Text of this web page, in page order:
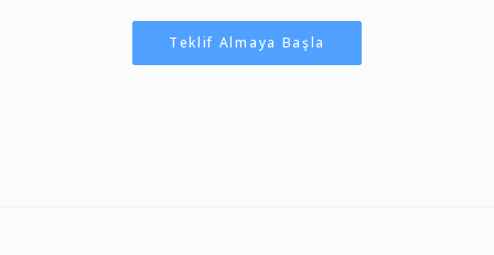
Teklif Almaya Başla